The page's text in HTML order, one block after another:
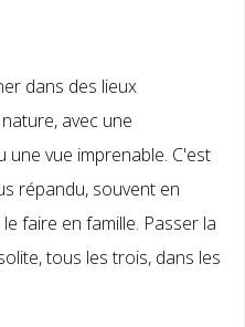
dans des lieux
avec une
vue imprenable. C'est
répandu, souvent en
faire en famille. Passer la
tous les trois, dans les